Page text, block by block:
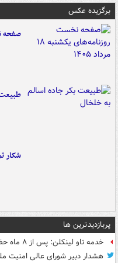
برگزیده عکس
صفحه
شکار
پربازدیدترین ها
خدمه ناو لینکلن: پس از ۸ ماه حضور در دریا خسته و درمانده‌ شدیم
هشدار دبیر شورای عالی امنیت